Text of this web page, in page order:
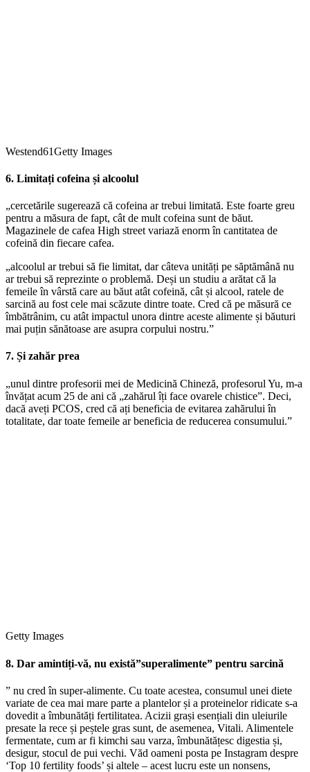
Westend61Getty Images
6. Limitați cofeina și alcoolul
„cercetările sugerează că cofeina ar trebui limitată. Este foarte greu
pentru a măsura de fapt, cât de mult cofeina sunt de băut.
Magazinele de cafea High street variază enorm în cantitatea de
cofeină din fiecare cafea.
„alcoolul ar trebui să fie limitat, dar câteva unități pe săptămână nu
ar trebui să reprezinte o problemă. Deși un studiu a arătat că la
femeile în vârstă care au băut atât cofeină, cât și alcool, ratele de
sarcină au fost cele mai scăzute dintre toate. Cred că pe măsură ce
îmbătrânim, cu atât impactul unora dintre aceste alimente și băuturi
mai puțin sănătoase are asupra corpului nostru.”
7. Și zahăr prea
„unul dintre profesorii mei de Medicină Chineză, profesorul Yu, m-a
învățat acum 25 de ani că „zahărul îți face ovarele chistice”. Deci,
dacă aveți PCOS, cred că ați beneficia de evitarea zahărului în
totalitate, dar toate femeile ar beneficia de reducerea consumului.”
Getty Images
8. Dar amintiți-vă, nu există”superalimente” pentru sarcină
” nu cred în super-alimente. Cu toate acestea, consumul unei diete
variate de cea mai mare parte a plantelor și a proteinelor ridicate s-a
dovedit a îmbunătăți fertilitatea. Acizii grași esențiali din uleiurile
presate la rece și peștele gras sunt, de asemenea, Vitali. Alimentele
fermentate, cum ar fi kimchi sau varza, îmbunătățesc digestia și,
desigur, stocul de pui vechi. Văd oameni posta pe Instagram despre
‘Top 10 fertility foods’ și altele – acest lucru este un nonsens,